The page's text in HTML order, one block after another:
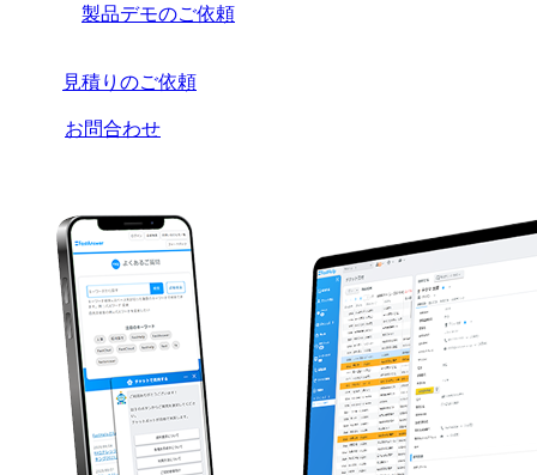
製品デモのご依頼
見積りのご依頼
お問合わせ